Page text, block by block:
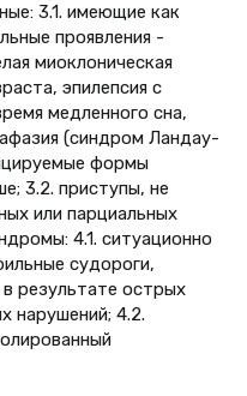
3.1. имеющие как
проявления -
миоклоническая
эпилепсия с
медленного сна,
(синдром Ландау-
формы
3.2. приступы, не
или парциальных
4.1. ситуационно
судороги,
результате острых
нарушений; 4.2.